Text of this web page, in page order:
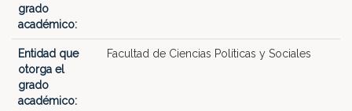
grado
académico:
Entidad que
otorga el
grado
académico:
Facultad de Ciencias Políticas y Sociales